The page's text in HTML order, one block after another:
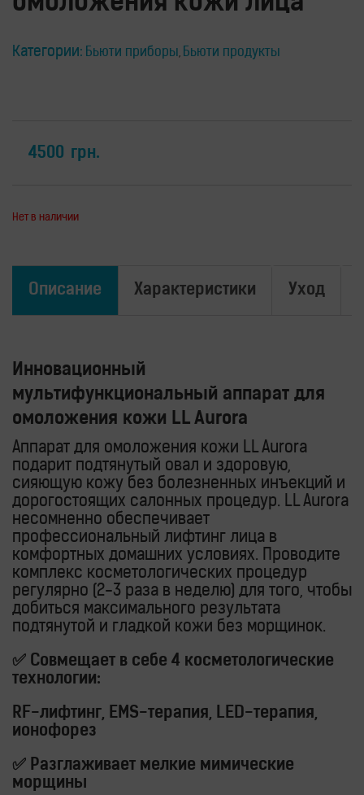
Дезинфекторы
ИССЛЕДОВАНИЯ
FAQ
ОТЗЫВЫ
КОНТАКТЫ
Категории: Бьюти приборы , Бьюти продукты
4500 грн.
Нет в наличии
Описание Характеристики Уход
Инновационный
мультифункциональный аппарат для
омоложения кожи LL Aurora
Аппарат для омоложения кожи LL Aurora
подарит подтянутый овал и здоровую,
сияющую кожу без болезненных инъекций и
дорогостоящих салонных процедур. LL Aurora
несомненно обеспечивает
профессиональный лифтинг лица в
комфортных домашних условиях. Проводите
комплекс косметологических процедур
регулярно (2-3 раза в неделю) для того, чтобы
добиться максимального результата
подтянутой и гладкой кожи без морщинок.
✅ Совмещает в себе 4 косметологические
технологии:
RF-лифтинг, EMS-терапия, LED-терапия,
ионофорез
✅ Разглаживает мелкие мимические
морщины